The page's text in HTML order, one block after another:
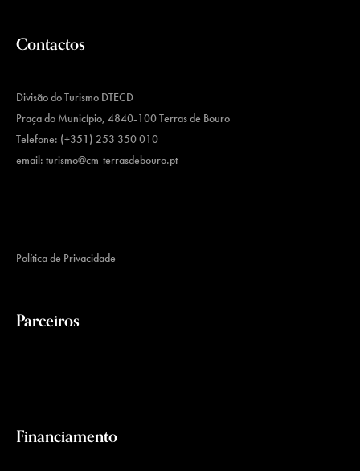
Contactos
Divisão do Turismo DTECD
Praça do Município, 4840-100 Terras de Bouro
Telefone: (+351) 253 350 010
email: turismo@cm-terrasdebouro.pt
Política de Privacidade
Parceiros
Financiamento